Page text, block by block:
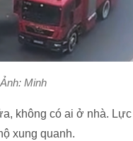
Minh
không có ai ở nhà. Lực
xung quanh.